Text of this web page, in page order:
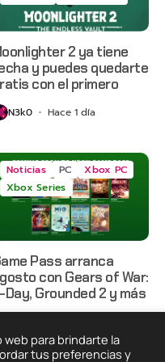
2 ya tiene
y puedes quedarte
con el primero
N3k0 Hace 1 día
Noticias PC
Xbox PC
Xbox Series
Pass arranca
con Gears of War:
Day, Grounded 2 y más
para brindarte la
tus preferencias y